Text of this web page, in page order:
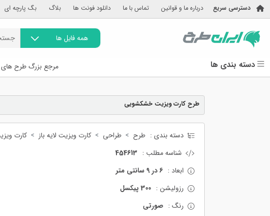
دسترسی سریع درباره ما و قوانین تماس با ما دانلود فونت ها بلاگ بگ پارچه ای
همه فایل ها
دسته بندی ها مرجع بزرگ طرح های
طرح کارت ویزیت خشکشویی
دسته بندی : طرح طراحی کارت ویزیت لایه باز
کارت
شناسه مطلب : 454613
ابعاد : 6 در 9 سانتی متر
رزولیشن : 300 پیکسل
رنگ : صورتی